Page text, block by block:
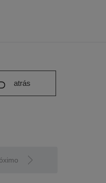
atrás